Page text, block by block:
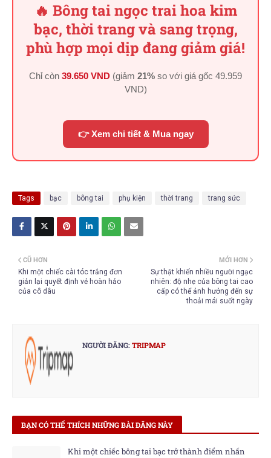
🔥 Bông tai ngọc trai hoa kim
bạc, thời trang và sang trọng,
phù hợp mọi dịp đang giảm giá!
Chỉ còn 39.650 VND (giảm 21% so với giá gốc 49.959
VND)
👉 Xem chi tiết & Mua ngay
Tags bạc bông tai phụ kiện thời trang trang sức
MỚI HƠN
Sự thật khiến nhiều người ngạc
nhiên: độ nhẹ của bông tai cao
cấp có thể ảnh hưởng đến sự
thoải mái suốt ngày
CŨ HƠN
Khi một chiếc cài tóc trắng đơn
giản lại quyết định vẻ hoàn hảo
của cô dâu
NGƯỜI ĐĂNG:TRIPMAP
BẠN CÓ THỂ THÍCH NHỮNG BÀI ĐĂNG NÀY
Khi một chiếc bông tai bạc trở thành điểm nhấn